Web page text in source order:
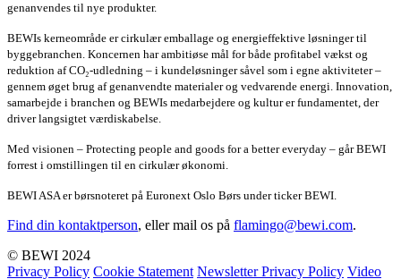
genanvendes til nye produkter.
BEWIs kerneområde er cirkulær emballage og energieffektive løsninger til
byggebranchen. Koncernen har ambitiøse mål for både profitabel vækst og
reduktion af CO₂-udledning – i kundeløsninger såvel som i egne aktiviteter –
gennem øget brug af genanvendte materialer og vedvarende energi. Innovation,
samarbejde i branchen og BEWIs medarbejdere og kultur er fundamentet, der
driver langsigtet værdiskabelse.
Med visionen – Protecting people and goods for a better everyday – går BEWI
forrest i omstillingen til en cirkulær økonomi.
BEWI ASA er børsnoteret på Euronext Oslo Børs under ticker BEWI.
Find din kontaktperson, eller mail os på flamingo@bewi.com.
© BEWI 2024
Privacy Policy Cookie Statement Newsletter Privacy Policy Video